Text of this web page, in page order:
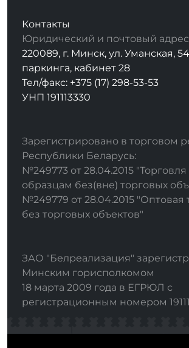
Контакты
Юридический и почтовый
220089, г. Минск, ул. Уманская,
паркинга, кабинет 28
Тел/факс: +375 (17) 298-53-53
УНП 191113330
Зарегистрировано в торговом
Республики Беларусь:
№249773 от 28.04.2015
образцам без(вне) торговых
№249779 от 28.04.2015 "Оптовая
без торговых объектов"
ЗАО "Белреализация"
Минским горисполкомом
18 марта 2009 года в ЕГРЮЛ с
регистрационным номером